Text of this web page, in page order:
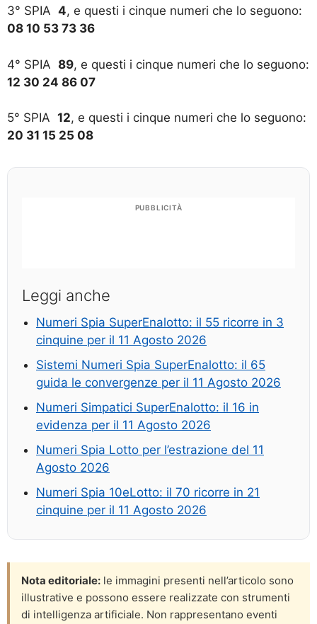
3° SPIA 4, e questi i cinque numeri che lo seguono:
08 10 53 73 36
4° SPIA 89, e questi i cinque numeri che lo seguono:
12 30 24 86 07
5° SPIA 12, e questi i cinque numeri che lo seguono:
20 31 15 25 08
PUBBLICITÀ
Leggi anche
Numeri Spia SuperEnalotto: il 55 ricorre in 3
cinquine per il 11 Agosto 2026
Sistemi Numeri Spia SuperEnalotto: il 65
guida le convergenze per il 11 Agosto 2026
Numeri Simpatici SuperEnalotto: il 16 in
evidenza per il 11 Agosto 2026
Numeri Spia Lotto per l’estrazione del 11
Agosto 2026
Numeri Spia 10eLotto: il 70 ricorre in 21
cinquine per il 11 Agosto 2026
Nota editoriale: le immagini presenti nell’articolo sono
illustrative e possono essere realizzate con strumenti
di intelligenza artificiale. Non rappresentano eventi